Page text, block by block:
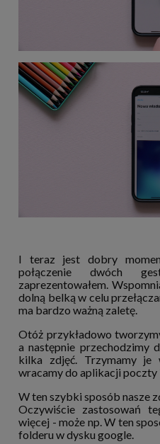
I teraz jest dobry
połączenie dwóch
zaprezentowałem.
dolną belką w celu
ma bardzo ważną zaletę.
Otóż przykładowo
a następnie przechodzimy
kilka zdjęć. Trzymamy je
wracamy do aplikacji
W ten szybki sposób nasze
Oczywiście zastosowań
więcej - może np. W ten
folderu w dysku google.